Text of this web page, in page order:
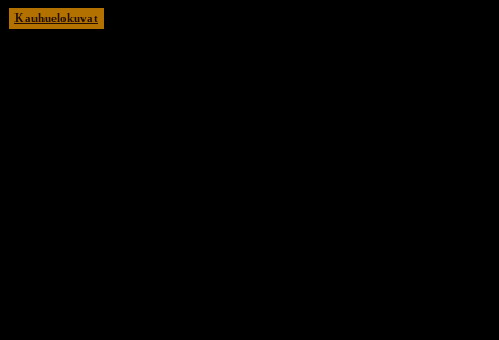
Kauhuelokuvat